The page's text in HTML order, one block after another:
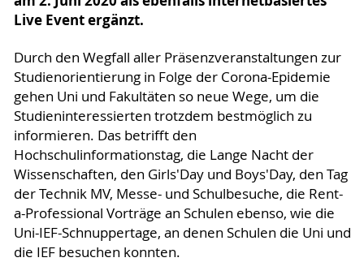
Live Event ergänzt.
Durch den Wegfall aller Präsenzveranstaltungen zur
Studienorientierung in Folge der Corona-Epidemie
gehen Uni und Fakultäten so neue Wege, um die
Studieninteressierten trotzdem bestmöglich zu
informieren. Das betrifft den
Hochschulinformationstag, die Lange Nacht der
Wissenschaften, den Girls'Day und Boys'Day, den Tag
der Technik MV, Messe- und Schulbesuche, die Rent-
a-Professional Vorträge an Schulen ebenso, wie die
Uni-IEF-Schnuppertage, an denen Schulen die Uni und
die IEF besuchen konnten.